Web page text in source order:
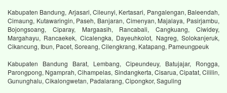
Kabupaten Bandung, Arjasari, Cileunyi, Kertasari, Pangalengan, Baleendah,
Cimaung, Kutawaringin, Paseh, Banjaran, Cimenyan, Majalaya, Pasirjambu,
Bojongsoang, Ciparay, Margaasih, Rancabali, Cangkuang, Ciwidey,
Margahayu, Rancaekek, Cicalengka, Dayeuhkolot, Nagreg, Solokanjeruk,
Cikancung, Ibun, Pacet, Soreang, Cilengkrang, Katapang, Pameungpeuk
Kabupaten Bandung Barat, Lembang, Cipeundeuy, Batujajar, Rongga,
Parongpong, Ngamprah, Cihampelas, Sindangkerta, Cisarua, Cipatat, Cililin,
Gununghalu, Cikalongwetan, Padalarang, Cipongkor, Saguling